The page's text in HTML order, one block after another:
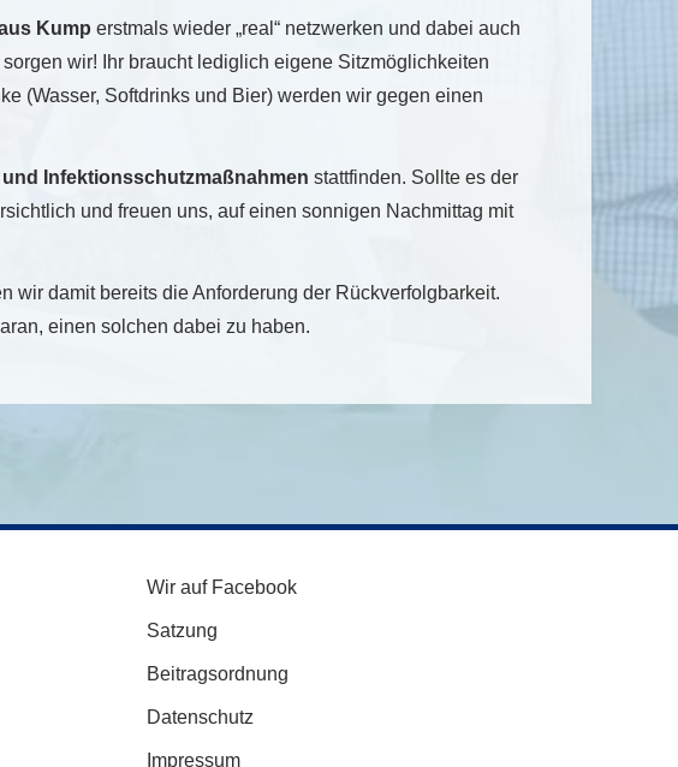
Kump erstmals wieder „real“ netzwerken und dabei auch
wir! Ihr braucht lediglich eigene Sitzmöglichkeiten
(Wasser, Softdrinks und Bier) werden wir gegen einen
und Infektionsschutzmaßnahmen stattfinden. Sollte es der
und freuen uns, auf einen sonnigen Nachmittag mit
wir damit bereits die Anforderung der Rückverfolgbarkeit.
einen solchen dabei zu haben.
Wir auf Facebook
Satzung
Beitragsordnung
Datenschutz
Impressum